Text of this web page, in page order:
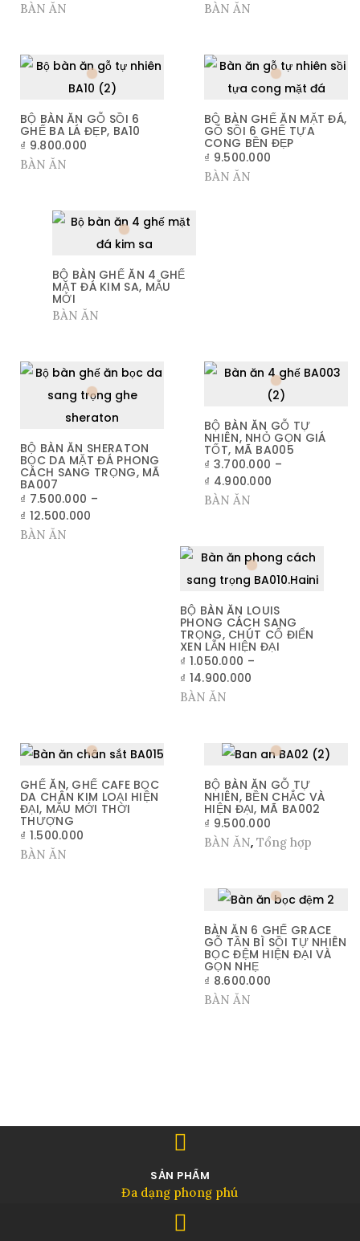
BÀN ĂN
BÀN ĂN
BỘ BÀN GHẾ ĂN MẶT ĐÁ,
GỖ SỒI 6 GHẾ TỰA
CONG BỀN ĐẸP
₫ 9.500.000
BÀN ĂN
BỘ BÀN ĂN GỖ SỒI 6
GHẾ BA LÁ ĐẸP, BA10
₫ 9.800.000
BÀN ĂN
BỘ BÀN GHẾ ĂN 4 GHẾ
MẶT ĐÁ KIM SA, MẪU
MỚI
BÀN ĂN
BỘ BÀN ĂN SHERATON
BỌC DA MẶT ĐÁ PHONG
CÁCH SANG TRỌNG, MÃ
BA007
₫ 7.500.000 –
₫ 12.500.000
BÀN ĂN
BỘ BÀN ĂN GỖ TỰ
NHIÊN, NHỎ GỌN GIÁ
TỐT, MÃ BA005
₫ 3.700.000 –
₫ 4.900.000
BÀN ĂN
BỘ BÀN ĂN LOUIS
PHONG CÁCH SANG
TRỌNG, CHÚT CỔ ĐIỂN
XEN LẪN HIỆN ĐẠI
₫ 1.050.000 –
₫ 14.900.000
BÀN ĂN
BỘ BÀN ĂN GỖ TỰ
NHIÊN, BỀN CHẮC VÀ
HIỆN ĐẠI, MÃ BA002
₫ 9.500.000
BÀN ĂN, Tổng hợp
GHẾ ĂN, GHẾ CAFE BỌC
DA CHÂN KIM LOẠI HIỆN
ĐẠI, MẪU MỚI THỜI
THƯỢNG
₫ 1.500.000
BÀN ĂN
BÀN ĂN 6 GHẾ GRACE
GỖ TẦN BÌ SỒI TỰ NHIÊN
BỌC ĐỆM HIỆN ĐẠI VÀ
GỌN NHẸ
₫ 8.600.000
BÀN ĂN
SẢN PHẨM
Đa dạng phong phú